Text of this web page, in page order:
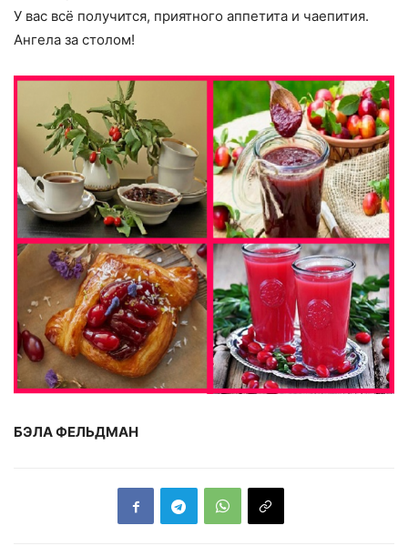
У вас всё получится, приятного аппетита и чаепития.
Ангела за столом!
БЭЛА ФЕЛЬДМАН